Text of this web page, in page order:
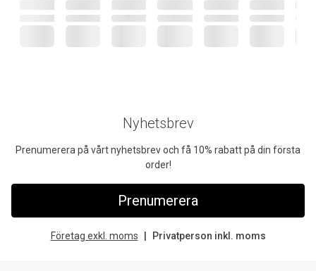
Nyhetsbrev
Prenumerera på vårt nyhetsbrev och få 10% rabatt på din första
order!
Prenumerera
Företag exkl. moms Privatperson inkl. moms